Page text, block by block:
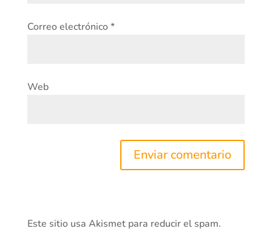
Correo electrónico*
Web
Este sitio usa Akismet para reducir el spam.